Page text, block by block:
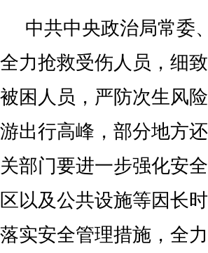
中共中央政治局常委
全力抢救受伤人员，细
被困人员，严防次生风
游出行高峰，部分地方
关部门要进一步强化安
区以及公共设施等因长
落实安全管理措施，全